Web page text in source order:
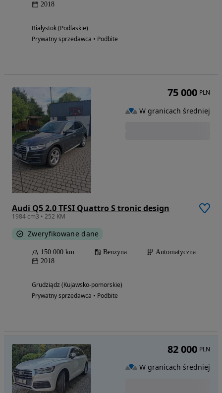
2018
Białystok (Podlaskie)
Prywatny sprzedawca • Podbite
Audi Q5 2.0 TFSI Quattro S tronic design
1984 cm3 • 252 KM
Zweryfikowane dane
150 000 km Benzyna
Automatyczna
2018
Grudziądz (Kujawsko-pomorskie)
Prywatny sprzedawca • Podbite
75 000 PLN
W granicach średniej
82 000 PLN
W granicach średniej